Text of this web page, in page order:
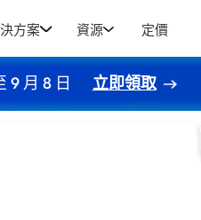
方案 資源 定價
9 月 8 日 立即領取